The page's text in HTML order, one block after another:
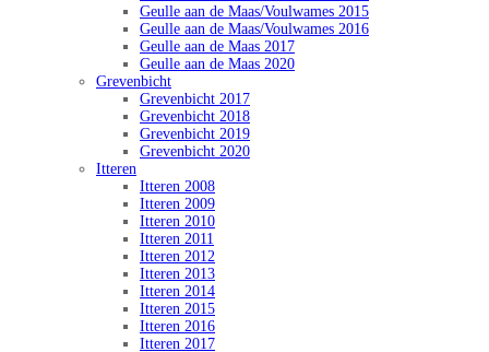
Geulle aan de Maas/Voulwames 2015
Geulle aan de Maas/Voulwames 2016
Geulle aan de Maas 2017
Geulle aan de Maas 2020
Grevenbicht
Grevenbicht 2017
Grevenbicht 2018
Grevenbicht 2019
Grevenbicht 2020
Itteren
Itteren 2008
Itteren 2009
Itteren 2010
Itteren 2011
Itteren 2012
Itteren 2013
Itteren 2014
Itteren 2015
Itteren 2016
Itteren 2017